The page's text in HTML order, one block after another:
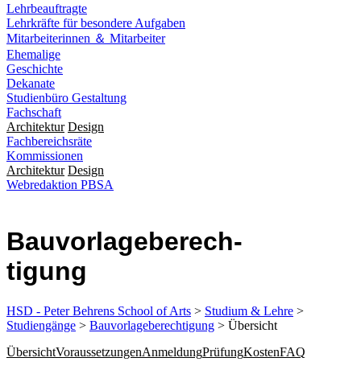
Lehrbeauftragte
Lehrkräfte für besondere Aufgaben
Mitarbeiterinnen ＆ Mitarbeiter
Ehemalige
Geschichte
Dekanate
Studienbüro Gestaltung
Fachschaft
Architektur Design
Fachbereichsräte
Kommissionen
Architektur Design
Webredaktion PBSA
Bau­vorlage­be­rech­
tigung
HSD - Peter Behrens School of Arts > Studium & Lehre >
Studiengänge > Bauvorlageberechtigung > Übersicht
ÜbersichtVoraussetzungenAnmeldungPrüfungKostenFAQ